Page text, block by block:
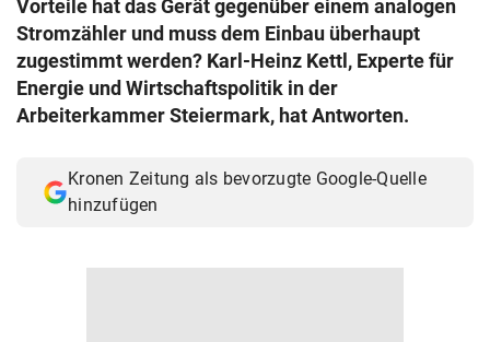
Vorteile hat das Gerät gegenüber einem analogen
Stromzähler und muss dem Einbau überhaupt
zugestimmt werden? Karl-Heinz Kettl, Experte für
Energie und Wirtschaftspolitik in der
Arbeiterkammer Steiermark, hat Antworten.
Kronen Zeitung als bevorzugte Google-Quelle
hinzufügen